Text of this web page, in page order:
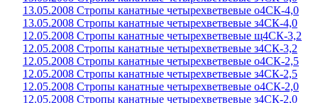
13.05.2008 Стропы канатные четырехветвевые о4СК-4,0
13.05.2008 Стропы канатные четырехветвевые з4СК-4,0
12.05.2008 Стропы канатные четырехветвевые щ4СК-3,2
12.05.2008 Стропы канатные четырехветвевые з4СК-3,2
12.05.2008 Стропы канатные четырехветвевые о4СК-2,5
12.05.2008 Стропы канатные четырехветвевые з4СК-2,5
12.05.2008 Стропы канатные четырехветвевые о4СК-2,0
12.05.2008 Стропы канатные четырехветвевые з4СК-2,0